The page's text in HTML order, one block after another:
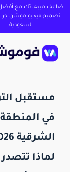
ضاعف مبيعاتك مع
تصميم فيديو موشن
السعودية
مستقبل
في المنطقة
لماذا تتصدر